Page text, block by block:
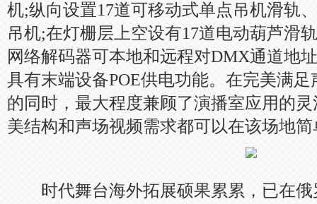
机;纵向设置17道可移动式单点吊机滑轨
吊机;在灯栅层上空设有17道电动葫芦滑
网络解码器可本地和远程对DMX通道地
具有末端设备POE供电功能。在完美满
的同时，最大程度兼顾了演播室应用的
美结构和声场视频需求都可以在该场地
时代舞台海外拓展硕果累累，已在俄